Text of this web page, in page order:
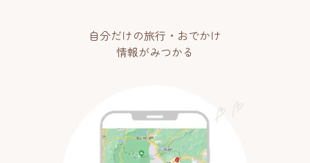
自分だけの旅行・おでかけ
情報がみつかる